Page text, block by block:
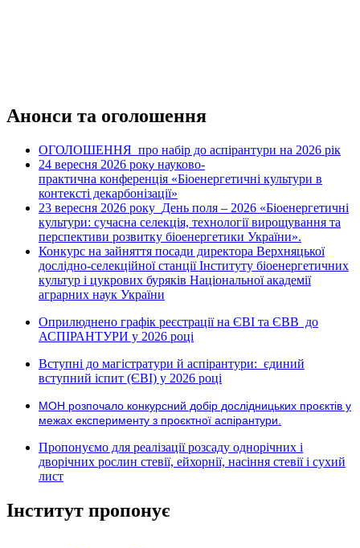
Анонси та оголошення
ОГОЛОШЕННЯ про набір до аспірантури на 2026 рік
24 вересня 2026 року науково-
практична конференція «Біоенергетичні культури в
контексті декарбонізації»
23 вересня 2026 року День поля – 2026 «Біоенергетичні
культури: сучасна селекція, технології вирощування та
перспективи розвитку біоенергетики України».
Конкурс на зайняття посади директора Верхняцької
дослідно-селекційної станції Інституту біоенергетичних
культур і цукрових буряків Національної академії
аграрних наук України
Оприлюднено графік реєстрації на ЄВІ та ЄВВ до
АСПІРАНТУРИ у 2026 році
Вступні до магістратури й аспірантури: єдиний
вступний іспит (ЄВІ) у 2026 році
МОН розпочало конкурсний добір дослідницьких проєктів у
межах експерименту з проєктної аспірантури.
Пропонуємо для реалізації розсаду однорічних і
дворічних рослин стевії, ейхорнії, насіння стевії і сухий
лист
Інститут пропонує